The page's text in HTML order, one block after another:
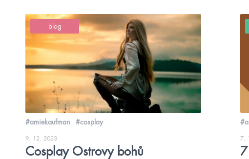
blog
#amiekaufman #cosplay
9. 12. 2023
Cosplay Ostrovy bohů
7.